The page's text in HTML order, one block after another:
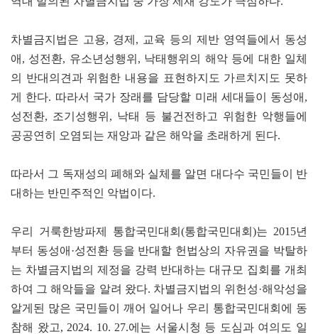
차별금지법은 고용, 경제, 교육 등의 제반 영역들에서 동성
애, 성전환, 유소년성행위, 낙태행위의 해악 등에 대한 일체
의 반대의견과 위험한 내용을 표현하지도 가르치지도 못하
게 한다. 따라서 국가 장래를 담당할 미래 세대들이 동성애,
성전환, 조기성행위, 낙태 등 불건전하고 위험한 악행들에
공공연히 오염되는 재앙과 같은 해악을 초래하게 된다.
따라서 그 독재성의 폐해와 실체를 알면 대다수 국민들이 반
대하는 반민주적인 악법이다.
우리 거룩한방파제 통합국민대회(통합국민대회)는 2015년
부터 동성애·성전환 등을 반대할 헌법상의 자유권을 박탈하
는 차별금지법의 제정을 강력 반대하는 대규모 집회를 개최
하여 그 해악들을 알려 왔다. 차별금지법의 위헌성·해악성을
알게된 많은 국민들이 깨어 일어나 우리 통합국민대회에 동
참해 왔고, 2024. 10. 27.에는 서울시청 등 도심과 여의도 일